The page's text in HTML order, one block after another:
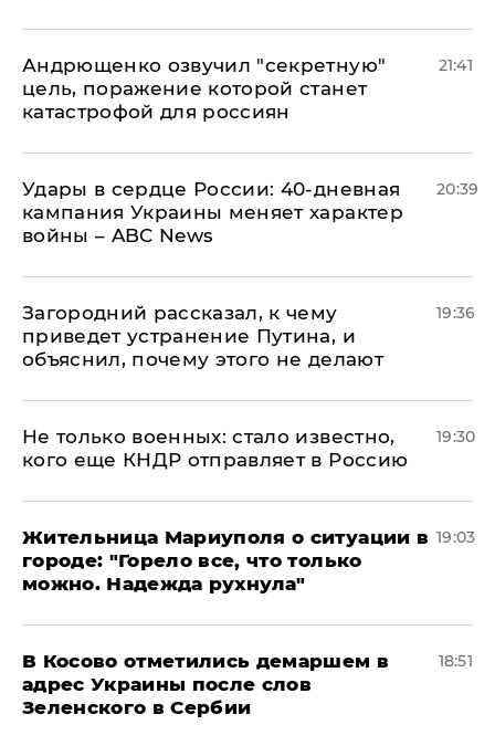
Андрющенко озвучил "секретную"
цель, поражение которой станет
катастрофой для россиян
21:41
Удары в сердце России: 40-дневная
кампания Украины меняет характер
войны – ABC News
20:39
Загородний рассказал, к чему
приведет устранение Путина, и
объяснил, почему этого не делают
19:36
Не только военных: стало известно,
кого еще КНДР отправляет в Россию
19:30
Жительница Мариуполя о ситуации в
городе: "Горело все, что только
можно. Надежда рухнула"
19:03
В Косово отметились демаршем в
адрес Украины после слов
Зеленского в Сербии
18:51